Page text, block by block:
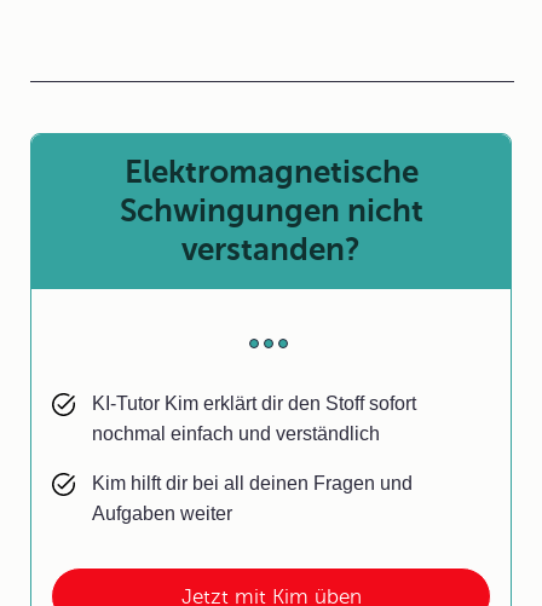
Jetzt mit Kim üben
Elektromagnetische
Schwingungen nicht
verstanden?
KI-Tutor Kim erklärt dir den Stoff sofort
nochmal einfach und verständlich
Kim hilft dir bei all deinen Fragen und
Aufgaben weiter